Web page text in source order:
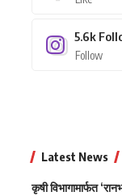
5.6k
Follow
Latest News
कृषी विभागामार्फत